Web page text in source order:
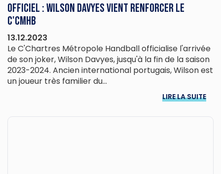
OFFICIEL : Wilson Davyes vient renforcer le
C'CMHB
13.12.2023
Le C'Chartres Métropole Handball officialise l'arrivée
de son joker, Wilson Davyes, jusqu'à la fin de la saison
2023-2024. Ancien international portugais, Wilson est
un joueur très familier du...
LIRE LA SUITE